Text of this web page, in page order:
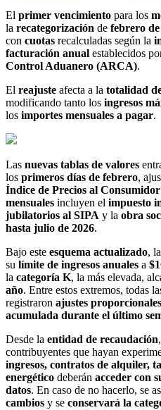
El primer vencimiento para los
la recategorización de febrero de
con cuotas recalculadas según la
facturación anual establecidos
Control Aduanero (ARCA).
El reajuste afecta a la totalidad
modificando tanto los ingresos
los importes mensuales a pagar.
Las nuevas tablas de valores
los primeros días de febrero,
Índice de Precios al
mensuales incluyen el impuesto
jubilatorios al SIPA y la obra
hasta julio de 2026.
Bajo este esquema actualizado, la
su límite de ingresos anuales a
la categoría K, la más elevada,
año. Entre estos extremos, todas
registraron ajustes proporcionales
acumulada durante el último
Desde la entidad de recaudación
contribuyentes que hayan
ingresos, contratos de alquiler,
energético deberán acceder con
datos. En caso de no hacerlo, se
cambios y se conservará la